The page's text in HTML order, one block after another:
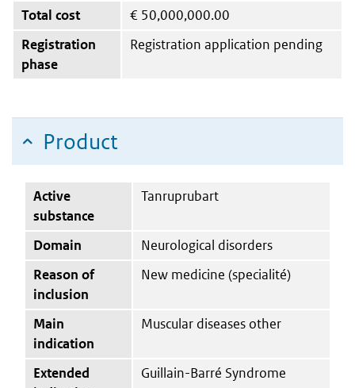
Total cost € 50,000,000.00
Registration
phase
Registration application pending
Product
Active
substance
Tanruprubart
Domain
Neurological disorders
Reason of
inclusion
New medicine (specialité)
Main
indication
Muscular diseases other
Extended
Guillain-Barré Syndrome